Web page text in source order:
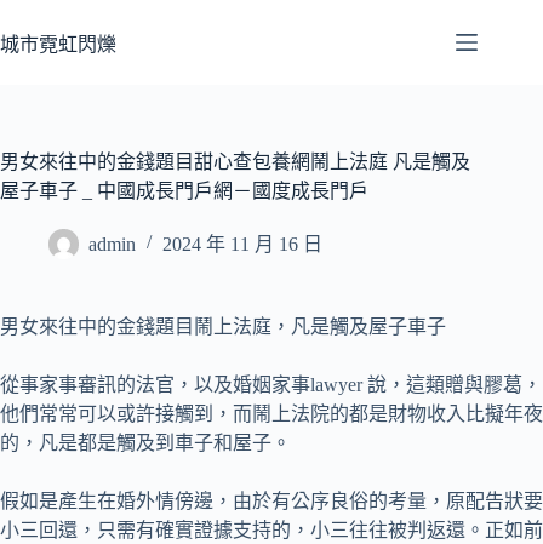
至
容
城市霓虹閃爍
男女來往中的金錢題目甜心查包養網鬧上法庭 凡是觸及
屋子車子 _ 中國成長門戶網－國度成長門戶
admin 2024 年 11 月 16 日
男女來往中的金錢題目鬧上法庭，凡是觸及屋子車子
從事家事審訊的法官，以及婚姻家事lawyer 說，這類贈與膠葛，
他們常常可以或許接觸到，而鬧上法院的都是財物收入比擬年夜
的，凡是都是觸及到車子和屋子。
假如是產生在婚外情傍邊，由於有公序良俗的考量，原配告狀要
小三回還，只需有確實證據支持的，小三往往被判返還。正如前